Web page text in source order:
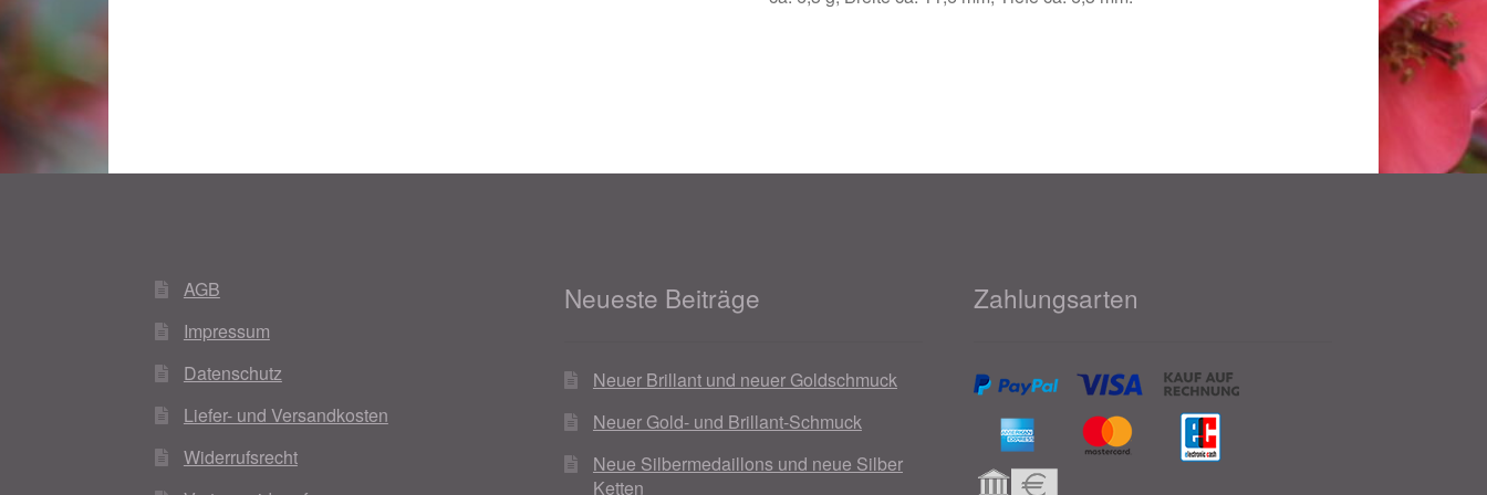
AGB
Impressum
Datenschutz
Liefer- und Versandkosten
Widerrufsrecht
Neueste Beiträge
Neuer Brillant und neuer Goldschmuck
Neuer Gold- und Brillant-Schmuck
Neue Silbermedaillons und neue Silber
Ketten
Zahlungsarten